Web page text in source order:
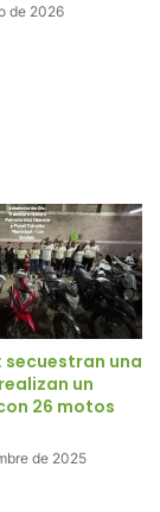
de 2026
secuestran una
un
26 motos
de 2025